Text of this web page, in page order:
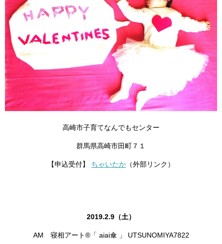
高崎市子育てなんでもセンター
群馬県高崎市田町７１
【申込受付】 ちゃいたか （外部リンク）
2019.2.9（土）
AM 寝相アート®「 aiai傘 」 UTSUNOMIYA7822